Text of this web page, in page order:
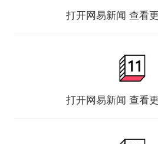
打开网易新闻 查看
打开网易新闻 查看